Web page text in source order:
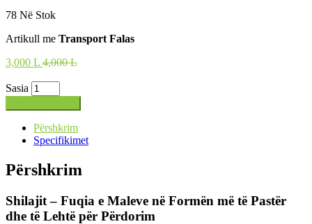
78 Në Stok
Artikull me Transport Falas
3,000 L 4,000 L
Sasia
Përshkrim
Specifikimet
Përshkrim
Shilajit – Fuqia e Maleve në Formën më të Pastër
dhe të Lehtë për Përdorim